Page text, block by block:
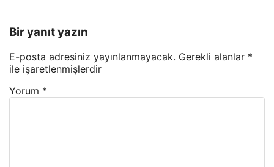
Bir yanıt yazın
E-posta adresiniz yayınlanmayacak. Gerekli alanlar *
ile işaretlenmişlerdir
Yorum *